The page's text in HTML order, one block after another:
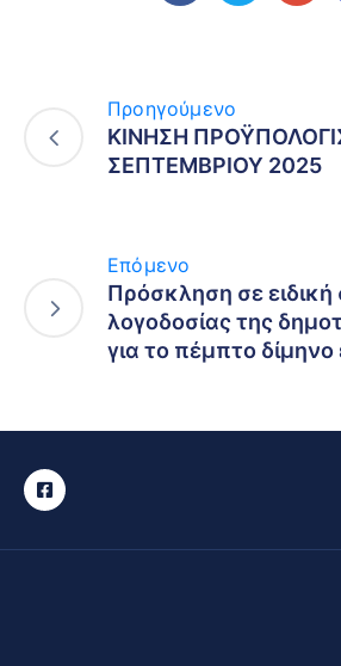
Προηγούμενο
ΚΙΝΗΣΗ
ΣΕΠΤΕΜΒΡΙΟΥ 2025
Επόμενο
Πρόσκληση σε ειδική
λογοδοσίας της
για το πέμπτο